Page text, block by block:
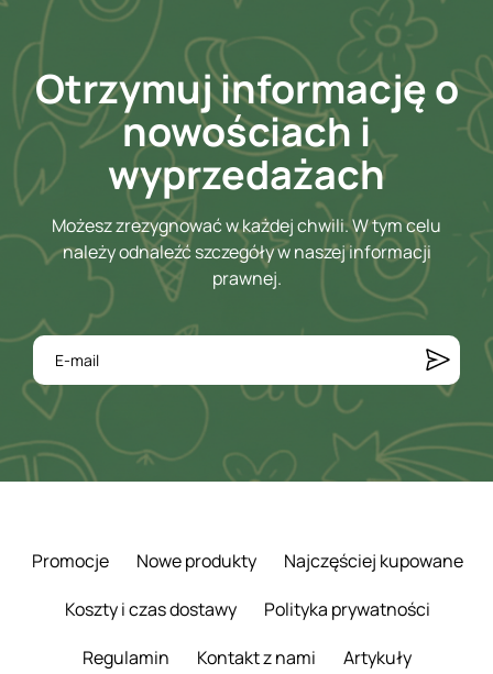
Otrzymuj informację o
nowościach i
wyprzedażach
Możesz zrezygnować w każdej chwili. W tym celu
należy odnaleźć szczegóły w naszej informacji
prawnej.
Promocje Nowe produkty
Najczęściej kupowane
Koszty i czas dostawy
Polityka prywatności
Regulamin
Kontakt z nami Artykuły